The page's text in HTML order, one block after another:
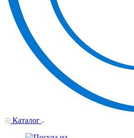
Каталог